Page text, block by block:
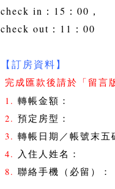
check in：15：00，
check out：11：00
【訂房資料】
完成匯款後請於「留言
1. 轉帳金額：
2. 預定房型：
3. 轉帳日期／帳號末五
4.
入住人姓名：
8. 聯絡手機（必留）：